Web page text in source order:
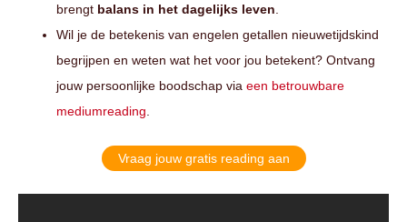
brengt balans in het dagelijks leven
Wil je de betekenis van engelen getallen nieuwetijdskind
begrijpen en weten wat het voor jou betekent? Ontvang
jouw persoonlijke boodschap via een betrouwbare
mediumreading
Vraag jouw gratis reading aan